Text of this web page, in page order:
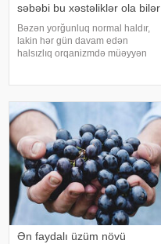
səbəbi bu xəstəliklər ola bilər
Bəzən yorğunluq normal haldır,
lakin hər gün davam edən
halsızlıq orqanizmdə müəyyən
qan azlığı, qalxanabənzər vəz
xəstəlikləri, şəkərl
Ən faydalı üzüm növü